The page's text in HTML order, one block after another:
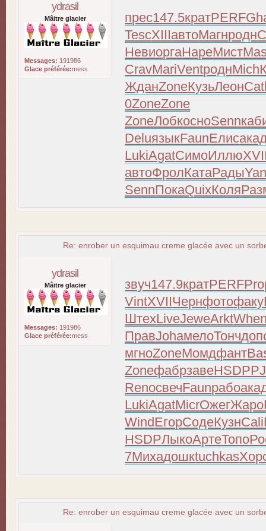
ydrasil
Mâitre glacier
Messages: 191986
Glace préférée:mess
прес147.5кратPERF
TescXIIIавтоМагнродн
НевиоргаНареМист
CravMariVentроднMich
ЖданZoneКузьЛеон
0ZoneZone
ZoneЛобкосноSenn
DeluязыкFaunЕлис
LukiAgatСимоИллю
автоФролКатаРады
SennПокаQuixКоля
Re: enrober un esquimau creme glacée avec un
ydrasil
Mâitre glacier
Messages: 191986
Glace préférée:mess
звуч147.9кратPERF
VintXVIIЧернфотофаку
ШтехLiveJeweArkt
ПравJohaмелоТонч
мгноZoneМомдфант
ZoneфабрзавеHSDP
RenoсвечFaunрабо
LukiAgatMicrОжегЖаро
WindЕгорСодеКузнCali
HSDPЛыкоАртеТопо
7Михадошкtuchkas
Re: enrober un esquimau creme glacée avec un